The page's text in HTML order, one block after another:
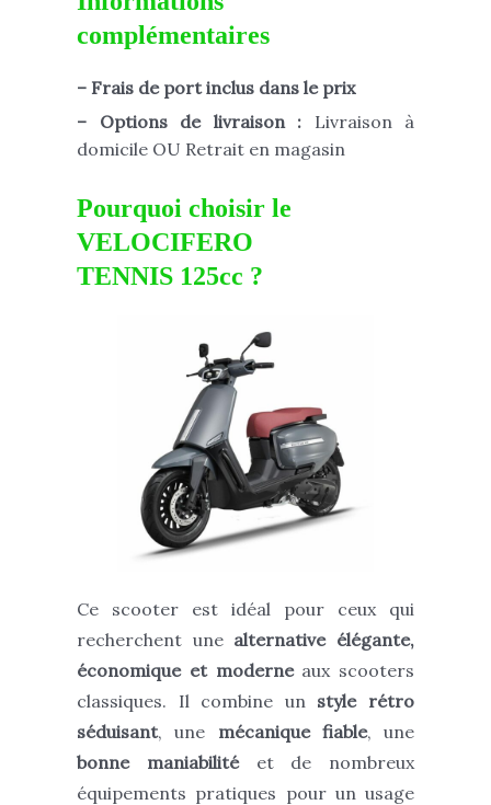
complémentaires
– Frais de port inclus dans le prix
– Options de livraison : Livraison à
domicile OU Retrait en magasin
Pourquoi choisir le
VELOCIFERO
TENNIS 125cc ?
Ce scooter est idéal pour ceux qui
recherchent une alternative élégante,
économique et moderneaux scooters
classiques. Il combine un style rétro
séduisant, une mécanique fiable, une
bonne maniabilitéet de nombreux
équipements pratiques pour un usage